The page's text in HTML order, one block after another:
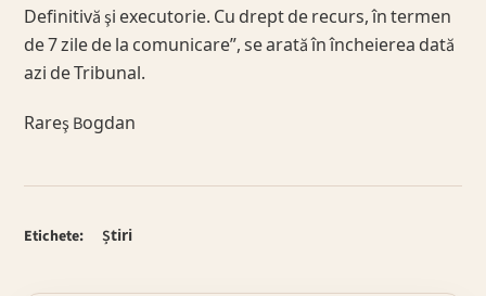
Definitivă şi executorie. Cu drept de recurs, în termen
de 7 zile de la comunicare”, se arată în încheierea dată
azi de Tribunal.
Rareş Bogdan
Etichete: Știri